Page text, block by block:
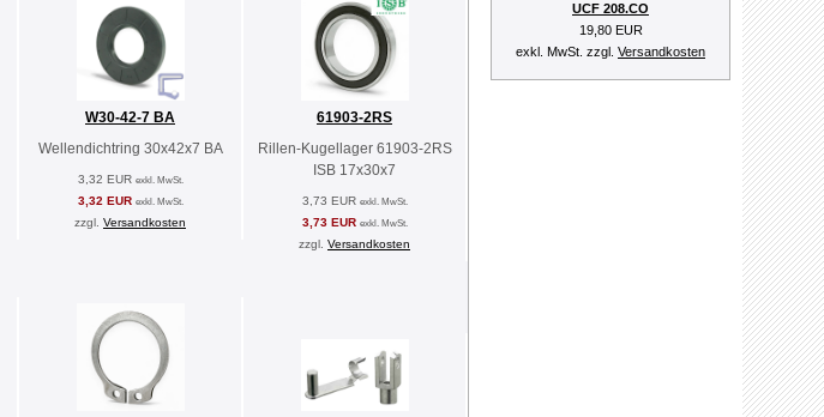
W30-42-7 BA
Wellendichtring 30x42x7 BA
3,32 EUR exkl. MwSt.
3,32 EUR exkl. MwSt.
zzgl. Versandkosten
61903-2RS
Rillen-Kugellager 61903-2RS
ISB 17x30x7
3,73 EUR exkl. MwSt.
3,73 EUR exkl. MwSt.
zzgl. Versandkosten
UCF 208.CO
19,80 EUR
exkl. MwSt. zzgl. Versandkosten